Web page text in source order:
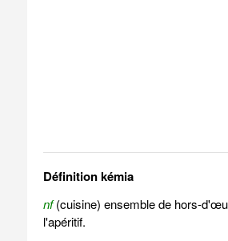
Définition kémia
nf(cuisine) ensemble de hors-
l'apéritif.